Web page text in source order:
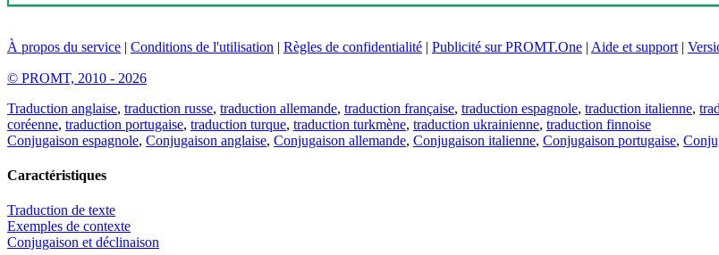
À propos du service | Conditions de l'utilisation | Règles de confidentialité | Publicité sur PROMT.One | Aide et support |
© PROMT, 2010 - 2026
Traduction anglaise, traduction russe, traduction allemande, traduction française, traduction espagnole, traduction italienne,
coréenne, traduction portugaise, traduction turque, traduction turkmène, traduction ukrainienne, traduction finnoise
Conjugaison espagnole, Conjugaison anglaise, Conjugaison allemande, Conjugaison italienne, Conjugaison portugaise,
Caractéristiques
Traduction de texte
Exemples de contexte
Conjugaison et déclinaison